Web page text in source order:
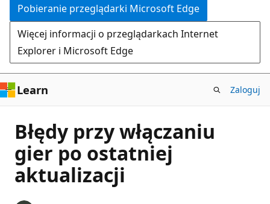
Pobieranie przeglądarki Microsoft Edge
Więcej informacji o przeglądarkach Internet
Explorer i Microsoft Edge
Learn Zaloguj
Błędy przy włączaniu
gier po ostatniej
aktualizacji